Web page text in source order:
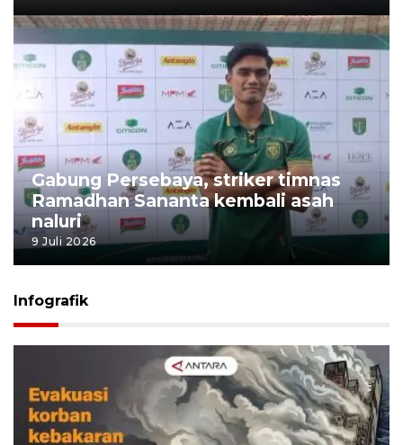
Gabung Persebaya, striker timnas
Ramadhan Sananta kembali asah
naluri
9 Juli 2026
Infografik